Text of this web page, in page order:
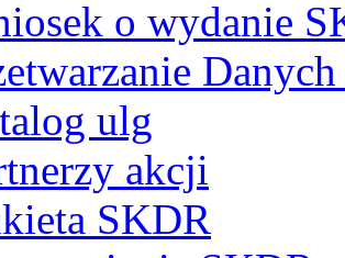
o wydanie
ulg
akcji
SKDR